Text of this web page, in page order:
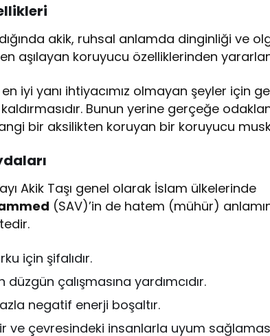
akik, ruhsal anlamda dinginliği ve
aşılayan koruyucu özelliklerinden
en iyi yanı ihtiyacımız olmayan şeyler için
Bunun yerine gerçeğe
bir aksilikten koruyan bir koruyucu
Akik Taşı genel olarak İslam ülkelerinde
(SAV)’in de hatem (mühür)
için şifalıdır.
düzgün çalışmasına yardımcıdır.
negatif enerji boşaltır.
ve çevresindeki insanlarla uyum